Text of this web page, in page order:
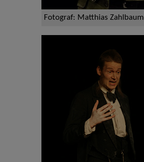
Fotograf: Matthias Zahlbaum